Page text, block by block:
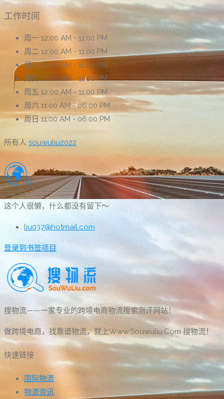
工作时间
周一 12:00 AM - 11:00 PM
周二 12:00 AM - 11:00 PM
周三12:00 AM - 11:00 PM
周四12:00 AM - 11:00 PM
周五 12:00 AM - 11:00 PM
周六 11:00 AM - 06:00 PM
周日11:00 AM - 06:00 PM
所有人 souwuliu2022
这个人很懒，什么都没有留下～
liu037@hotmail.com
登录到书签项目
搜物流——一家专业的跨境电商物流搜索测评网站！
做跨境电商，找靠谱物流，就上Www.Souwuliu.Com 搜物流！
快速链接
国际物流
物流资讯